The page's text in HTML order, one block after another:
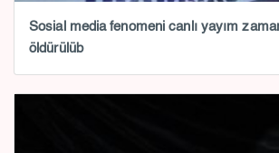
Sosial media fenomeni canlı yayım
öldürülüb